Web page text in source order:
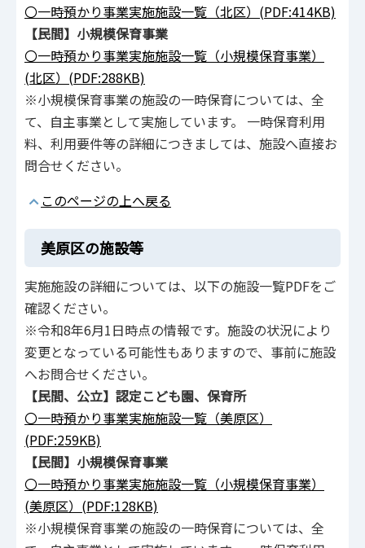
〇一時預かり事業実施施設一覧（北区）(PDF:414KB)
【民間】小規模保育事業
〇一時預かり事業実施施設一覧（小規模保育事業）
(北区）(PDF:288KB)
※小規模保育事業の施設の一時保育については、全
て、自主事業として実施しています。 一時保育利用
料、利用要件等の詳細につきましては、施設へ直接お
問合せください。
このページの上へ戻る
美原区の施設等
実施施設の詳細については、以下の施設一覧PDFをご
確認ください。
※令和8年6月1日時点の情報です。施設の状況により
変更となっている可能性もありますので、事前に施設
へお問合せください。
【民間、公立】認定こども園、保育所
〇一時預かり事業実施施設一覧（美原区）
(PDF:259KB)
【民間】小規模保育事業
〇一時預かり事業実施施設一覧（小規模保育事業）
(美原区）(PDF:128KB)
※小規模保育事業の施設の一時保育については、全